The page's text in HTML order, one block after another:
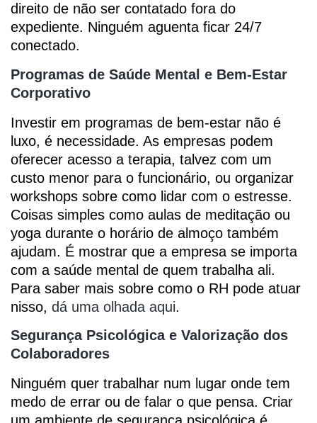
direito de não ser contatado fora do
expediente. Ninguém aguenta ficar 24/7
conectado.
Programas de Saúde Mental e Bem-Estar
Corporativo
Investir em programas de bem-estar não é
luxo, é necessidade. As empresas podem
oferecer acesso a terapia, talvez com um
custo menor para o funcionário, ou organizar
workshops sobre como lidar com o estresse.
Coisas simples como aulas de meditação ou
yoga durante o horário de almoço também
ajudam. É mostrar que a empresa se importa
com a saúde mental de quem trabalha ali.
Para saber mais sobre como o RH pode atuar
nisso, dá uma olhada aqui.
Segurança Psicológica e Valorização dos
Colaboradores
Ninguém quer trabalhar num lugar onde tem
medo de errar ou de falar o que pensa. Criar